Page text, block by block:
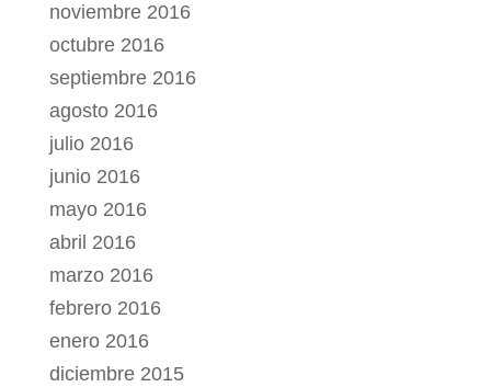
noviembre 2016
octubre 2016
septiembre 2016
agosto 2016
julio 2016
junio 2016
mayo 2016
abril 2016
marzo 2016
febrero 2016
enero 2016
diciembre 2015